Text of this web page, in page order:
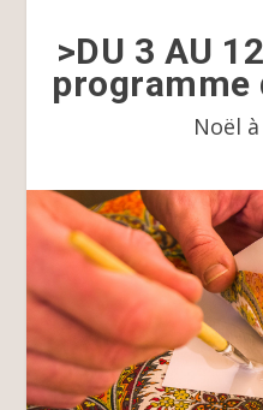
>DU 3 AU
Noël